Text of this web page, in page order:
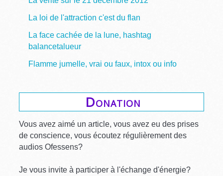
La loi de l'attraction c'est du flan
La face cachée de la lune, hashtag
balancetalueur
Flamme jumelle, vrai ou faux, intox ou info
Donation
Vous avez aimé un article, vous avez eu des prises
de conscience, vous écoutez régulièrement des
audios Ofessens?
Je vous invite à participer à l'échange d'énergie?